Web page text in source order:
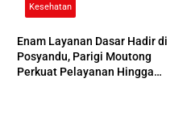
Kesehatan
Enam Layanan Dasar Hadir di
Posyandu, Parigi Moutong
Perkuat Pelayanan Hingga